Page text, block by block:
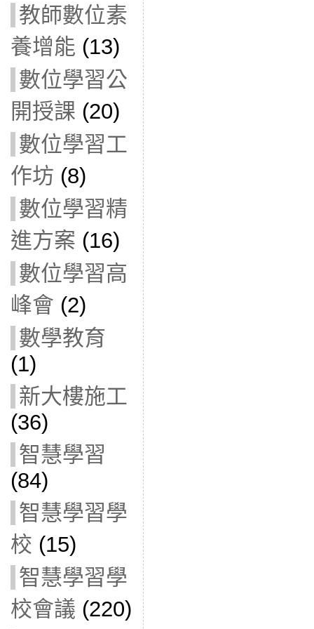
教師數位素
養增能 (13)
數位學習公
開授課 (20)
數位學習工
作坊 (8)
數位學習精
進方案 (16)
數位學習高
峰會 (2)
數學教育
(1)
新大樓施工
(36)
智慧學習
(84)
智慧學習學
校 (15)
智慧學習學
校會議 (220)